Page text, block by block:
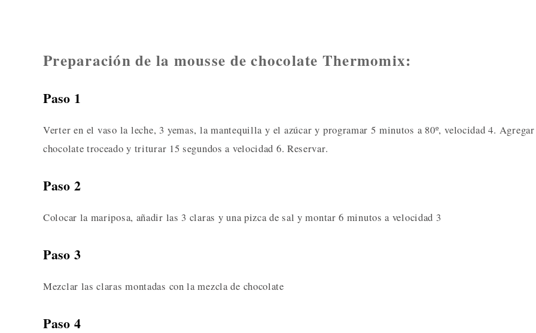
Preparación de la mousse de chocolate Thermomix:
Paso 1
Verter en el vaso la leche, 3 yemas, la mantequilla y el azúcar y programar 5 minutos a 80º, velocidad 4.
chocolate troceado y triturar 15 segundos a velocidad 6. Reservar.
Paso 2
Colocar la mariposa, añadir las 3 claras y una pizca de sal y montar 6 minutos a velocidad 3
Paso 3
Mezclar las claras montadas con la mezcla de chocolate
Paso 4